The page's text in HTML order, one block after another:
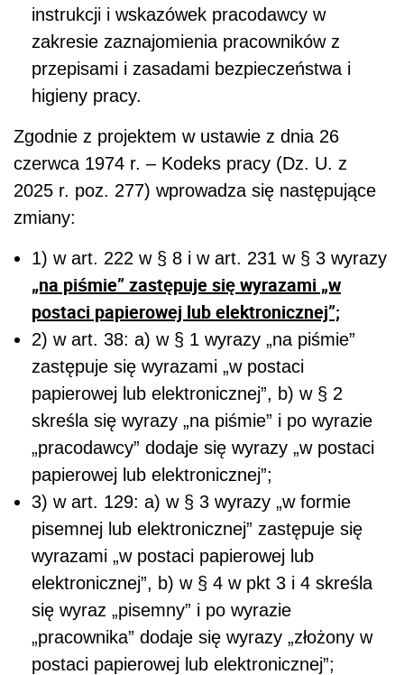
instrukcji i wskazówek pracodawcy w
zakresie zaznajomienia pracowników z
przepisami i zasadami bezpieczeństwa i
higieny pracy.
Zgodnie z projektem w ustawie z dnia 26
czerwca 1974 r. – Kodeks pracy (Dz. U. z
2025 r. poz. 277) wprowadza się następujące
zmiany:
1) w art. 222 w § 8 i w art. 231 w § 3 wyrazy
„na piśmie” zastępuje się wyrazami „w
postaci papierowej lub elektronicznej”;
2) w art. 38: a) w § 1 wyrazy „na piśmie”
zastępuje się wyrazami „w postaci
papierowej lub elektronicznej”, b) w § 2
skreśla się wyrazy „na piśmie” i po wyrazie
„pracodawcy” dodaje się wyrazy „w postaci
papierowej lub elektronicznej”;
3) w art. 129: a) w § 3 wyrazy „w formie
pisemnej lub elektronicznej” zastępuje się
wyrazami „w postaci papierowej lub
elektronicznej”, b) w § 4 w pkt 3 i 4 skreśla
się wyraz „pisemny” i po wyrazie
„pracownika” dodaje się wyrazy „złożony w
postaci papierowej lub elektronicznej”;